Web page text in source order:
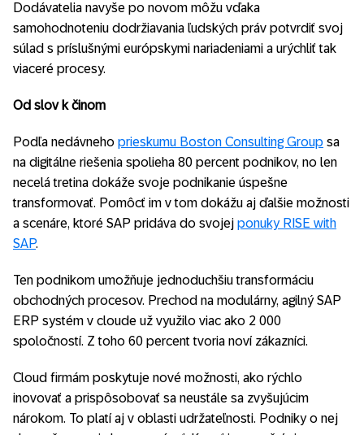
Dodávatelia navyše po novom môžu vďaka
samohodnoteniu dodržiavania ľudských práv potvrdiť svoj
súlad s príslušnými európskymi nariadeniami a urýchliť tak
viaceré procesy.
Od slov k činom
Podľa nedávneho prieskumu Boston Consulting Group sa
na digitálne riešenia spolieha 80 percent podnikov, no len
necelá tretina dokáže svoje podnikanie úspešne
transformovať. Pomôcť im v tom dokážu aj ďalšie možnosti
a scenáre, ktoré SAP pridáva do svojej ponuky RISE with
SAP.
Ten podnikom umožňuje jednoduchšiu transformáciu
obchodných procesov. Prechod na modulárny, agilný SAP
ERP systém v cloude už využilo viac ako 2 000
spoločností. Z toho 60 percent tvoria noví zákazníci.
Cloud firmám poskytuje nové možnosti, ako rýchlo
inovovať a prispôsobovať sa neustále sa zvyšujúcim
nárokom. To platí aj v oblasti udržateľnosti. Podniky o nej